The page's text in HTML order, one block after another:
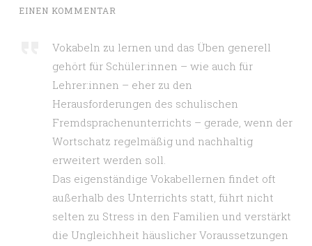
EINEN KOMMENTAR
Vokabeln zu lernen und das Üben generell
gehört für Schüler:innen – wie auch für
Lehrer:innen – eher zu den
Herausforderungen des schulischen
Fremdsprachenunterrichts – gerade, wenn der
Wortschatz regelmäßig und nachhaltig
erweitert werden soll.
Das eigenständige Vokabellernen findet oft
außerhalb des Unterrichts statt, führt nicht
selten zu Stress in den Familien und verstärkt
die Ungleichheit häuslicher Voraussetzungen